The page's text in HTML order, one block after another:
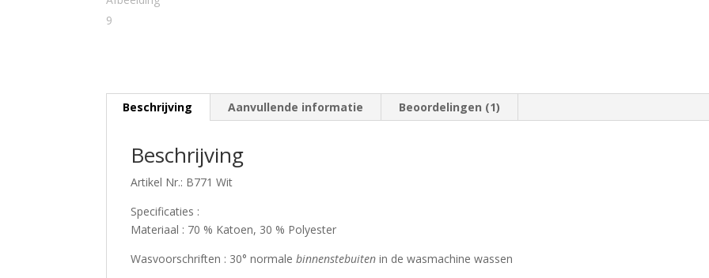
Beschrijving Aanvullende informatie Beoordelingen (1)
Beschrijving
Artikel Nr.: B771 Wit
Specificaties :
Materiaal : 70 % Katoen, 30 % Polyester
Wasvoorschriften : 30° normalebinnenstebuitenin de wasmachine wassen